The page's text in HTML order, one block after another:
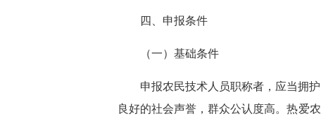
四、申报条件
（一）基础条件
申报农民技术人员职称者，应当拥
良好的社会声誉，群众公认度高。热爱